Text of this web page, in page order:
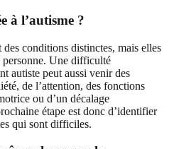
à l’autisme ?
conditions distinctes, mais elles
personne. Une difficulté
autiste peut aussi venir des
de l’attention, des fonctions
ou d’un décalage
étape est donc d’identifier
qui sont difficiles.